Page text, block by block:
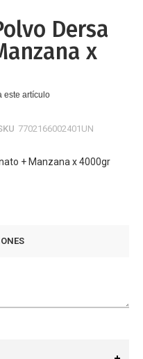
Dersa
x
este artículo
7702166002401UN
+ Manzana x 4000gr